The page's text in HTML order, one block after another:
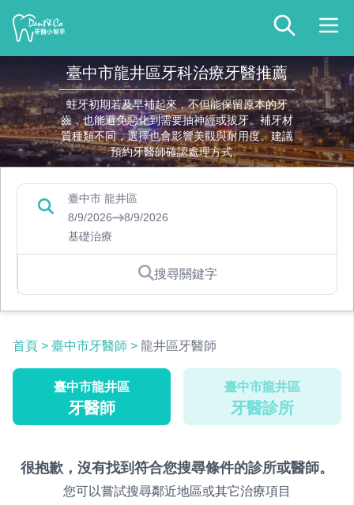
臺中市龍井區牙科治療牙醫推薦
蛀牙初期若及早補起來，不但能保留原本的牙
齒，也能避免惡化到需要抽神經或拔牙。補牙材
質種類不同，選擇也會影響美觀與耐用度。建議
預約牙醫師確認處理方式。
臺中市 龍井區
8/9/2026
8/9/2026
基礎治療
搜尋關鍵字
首頁 > 臺中市牙醫師 > 龍井區牙醫師
臺中市龍井區
牙醫師
臺中市龍井區
牙醫診所
很抱歉，沒有找到符合您搜尋條件的診所或醫師。
您可以嘗試搜尋鄰近地區或其它治療項目